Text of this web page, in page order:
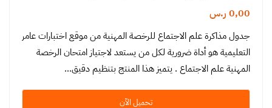
0,00 ر.س
جدول مذاكرة علم الاجتماع للرخصة المهنية من موقع اختبارات عامر
التعليمية هو أداة ضرورية لكل من يستعد لاجتياز امتحان الرخصة
المهنية علم الاجتماع . يتميز هذا المنتج بتنظيم دقيق…
تحميل الآن